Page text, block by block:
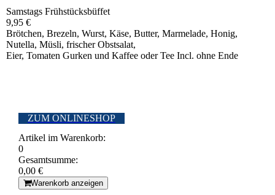
Samstags Frühstücksbüffet
9,95 €
Brötchen, Brezeln, Wurst, Käse, Butter, Marmelade, Honig,
Nutella, Müsli, frischer Obstsalat,
Eier, Tomaten Gurken und Kaffee oder Tee Incl. ohne Ende
ZUM ONLINESHOP
Artikel im Warenkorb:
0
Gesamtsumme:
0,00 €
Warenkorb anzeigen